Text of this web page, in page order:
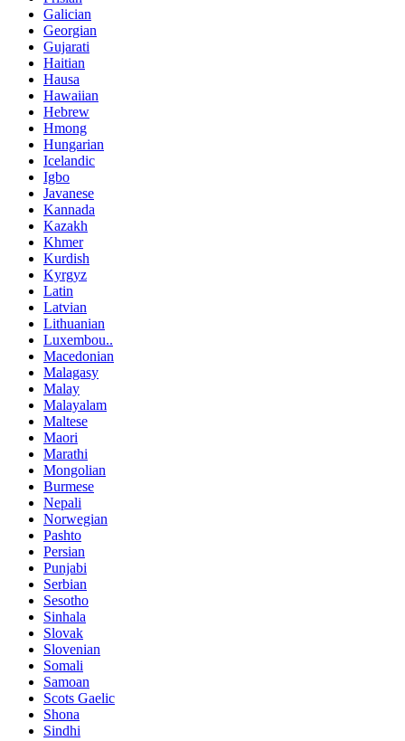
Galician
Georgian
Gujarati
Haitian
Hausa
Hawaiian
Hebrew
Hmong
Hungarian
Icelandic
Igbo
Javanese
Kannada
Kazakh
Khmer
Kurdish
Kyrgyz
Latin
Latvian
Lithuanian
Luxembou..
Macedonian
Malagasy
Malay
Malayalam
Maltese
Maori
Marathi
Mongolian
Burmese
Nepali
Norwegian
Pashto
Persian
Punjabi
Serbian
Sesotho
Sinhala
Slovak
Slovenian
Somali
Samoan
Scots Gaelic
Shona
Sindhi